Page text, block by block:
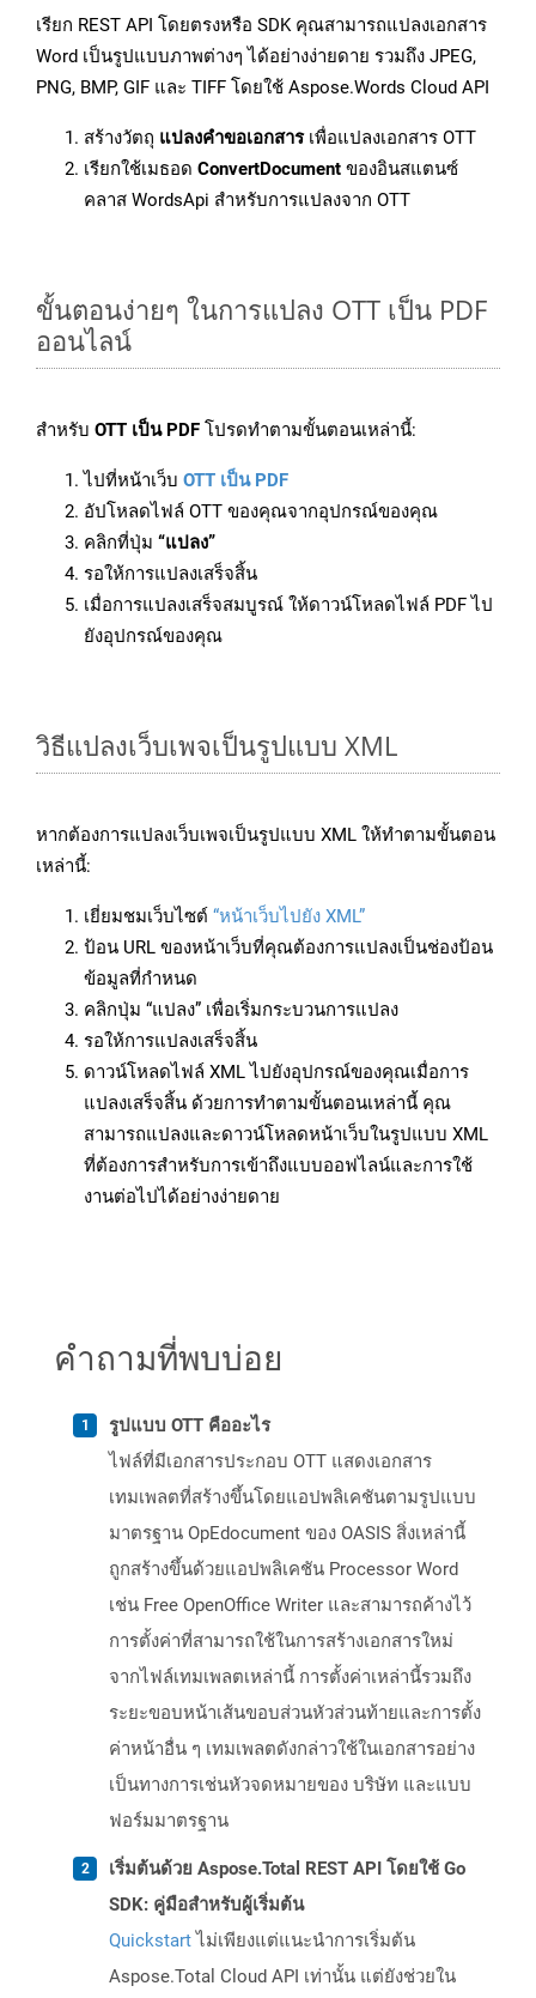
เรียก REST API โดยตรงหรือ SDK คุณสามารถแปลงเอกสาร
Word เป็นรูปแบบภาพต่างๆ ได้อย่างง่ายดาย รวมถึง JPEG,
PNG, BMP, GIF และ TIFF โดยใช้ Aspose.Words Cloud API
สร้างวัตถุ แปลงคำขอเอกสารเพื่อแปลงเอกสาร OTT
เรียกใช้เมธอด ConvertDocument ของอินสแตนซ์
คลาส WordsApi สำหรับการแปลงจาก OTT
ขั้นตอนง่ายๆ ในการแปลง OTT เป็น PDF
ออนไลน์
สำหรับ OTT เป็น PDF โปรดทำตามขั้นตอนเหล่านี้:
ไปที่หน้าเว็บ OTT เป็น PDF
อัปโหลดไฟล์ OTT ของคุณจากอุปกรณ์ของคุณ
คลิกที่ปุ่ม “แปลง”
รอให้การแปลงเสร็จสิ้น
เมื่อการแปลงเสร็จสมบูรณ์ ให้ดาวน์โหลดไฟล์ PDF ไป
ยังอุปกรณ์ของคุณ
วิธีแปลงเว็บเพจเป็นรูปแบบ XML
หากต้องการแปลงเว็บเพจเป็นรูปแบบ XML ให้ทำตามขั้นตอน
เหล่านี้:
เยี่ยมชมเว็บไซต์ “หน้าเว็บไปยัง XML”
ป้อน URL ของหน้าเว็บที่คุณต้องการแปลงเป็นช่องป้อน
ข้อมูลที่กำหนด
คลิกปุ่ม “แปลง” เพื่อเริ่มกระบวนการแปลง
รอให้การแปลงเสร็จสิ้น
ดาวน์โหลดไฟล์ XML ไปยังอุปกรณ์ของคุณเมื่อการ
แปลงเสร็จสิ้น ด้วยการทำตามขั้นตอนเหล่านี้ คุณ
สามารถแปลงและดาวน์โหลดหน้าเว็บในรูปแบบ XML
ที่ต้องการสำหรับการเข้าถึงแบบออฟไลน์และการใช้
งานต่อไปได้อย่างง่ายดาย
คำถามที่พบบ่อย
รูปแบบ OTT คืออะไร
ไฟล์ที่มีเอกสารประกอบ OTT แสดงเอกสาร
เทมเพลตที่สร้างขึ้นโดยแอปพลิเคชันตามรูปแบบ
มาตรฐาน OpEdocument ของ OASIS สิ่งเหล่านี้
ถูกสร้างขึ้นด้วยแอปพลิเคชัน Processor Word
เช่น Free OpenOffice Writer และสามารถค้างไว้
การตั้งค่าที่สามารถใช้ในการสร้างเอกสารใหม่
จากไฟล์เทมเพลตเหล่านี้ การตั้งค่าเหล่านี้รวมถึง
ระยะขอบหน้าเส้นขอบส่วนหัวส่วนท้ายและการตั้ง
ค่าหน้าอื่น ๆ เทมเพลตดังกล่าวใช้ในเอกสารอย่าง
เป็นทางการเช่นหัวจดหมายของ บริษัท และแบบ
ฟอร์มมาตรฐาน
เริ่มต้นด้วย Aspose.Total REST API โดยใช้ Go
SDK: คู่มือสำหรับผู้เริ่มต้น
Quickstartไม่เพียงแต่แนะนำการเริ่มต้น
Aspose.Total Cloud API เท่านั้น แต่ยังช่วยใน